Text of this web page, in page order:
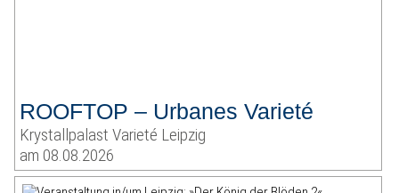
ROOFTOP – Urbanes Varieté
Krystallpalast Varieté Leipzig
am 08.08.2026